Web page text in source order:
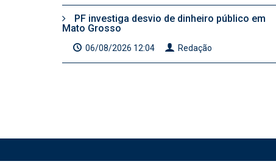
PF investiga desvio de dinheiro público em
Mato Grosso
06/08/2026 12:04 Redação